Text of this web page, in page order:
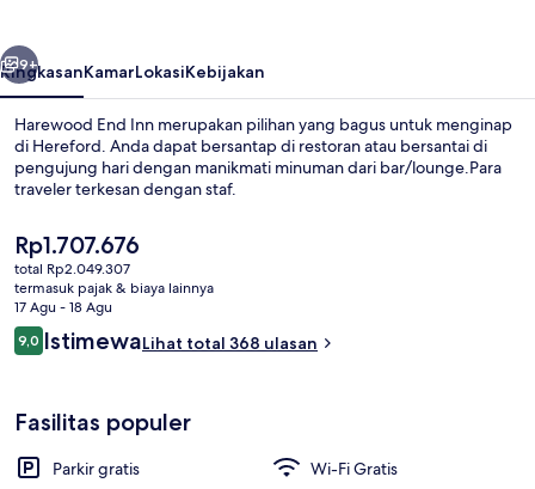
Berikutnya
9+
RingkasanKamarLokasiKebijakan
Harewood End Inn merupakan pilihan yang bagus untuk menginap
di Hereford. Anda dapat bersantap di restoran atau bersantai di
pengujung hari dengan manikmati minuman dari bar/lounge.Para
traveler terkesan dengan staf.
Harga
saat
ini
Rp1.707.676
Rp1.707.676
total Rp2.049.307
termasuk pajak & biaya lainnya
17 Agu - 18 Agu
Ulasan
9,09,0 dari 10
IstimewaLihat total 368 ulasan
Fasilitas populer
Parkir gratis
Wi-Fi Gratis